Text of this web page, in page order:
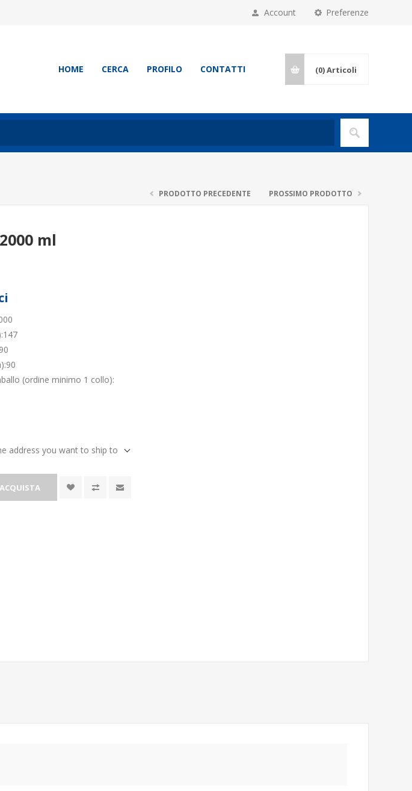
Preferenze
Account
HOME CERCA PROFILO CONTATTI (0)Articoli
PRODOTTO PRECEDENTE PROSSIMO PRODOTTO
ml
(ordine minimo 1 collo):
address you want to ship to
ACQUISTA